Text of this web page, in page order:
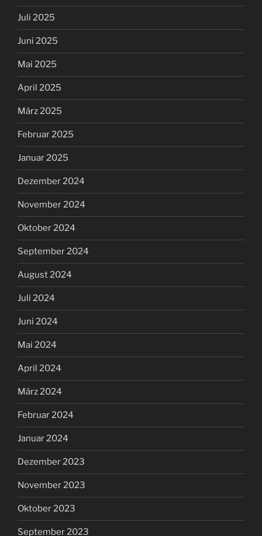
Juli 2025
Juni 2025
Mai 2025
April 2025
März 2025
Februar 2025
Januar 2025
Dezember 2024
November 2024
Oktober 2024
September 2024
August 2024
Juli 2024
Juni 2024
Mai 2024
April 2024
März 2024
Februar 2024
Januar 2024
Dezember 2023
November 2023
Oktober 2023
September 2023